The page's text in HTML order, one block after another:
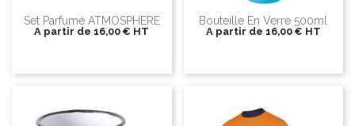
Set Parfumé ATMOSPHERE
A partir de 16,00 € HT
Bouteille En Verre 500ml
A partir de 16,00 € HT